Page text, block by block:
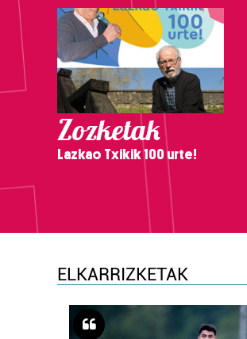
Zozketak
Lazkao Txikik 100 urte!
ELKARRIZKETAK